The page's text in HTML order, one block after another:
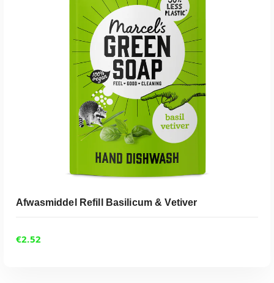
ADD TO CART
Afwasmiddel Refill Basilicum & Vetiver
€2.52